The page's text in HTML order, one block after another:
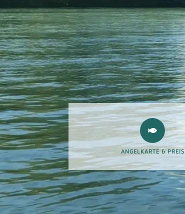
ANGELKARTE & PREIS